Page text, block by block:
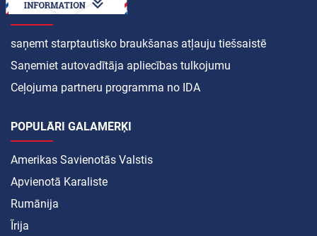
KĀ
saņemt starptautisko braukšanas atļauju tiešsaistē
Saņemiet autovadītāja apliecības tulkojumu
Ceļojuma partneru programma no IDA
POPULĀRI GALAMĒRĶI
Amerikas Savienotās Valstis
Apvienotā Karaliste
Rumānija
Īrija